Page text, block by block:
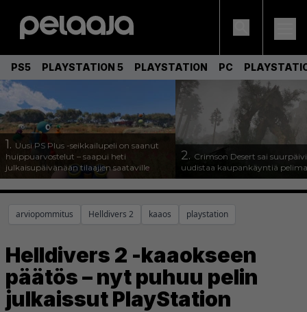
PS5 PLAYSTATION 5 PLAYSTATION PC
1. Uusi PS Plus -seikkailupeli on saanut
huippuarvostelut – saapui heti
julkaisupäivänään tilaajien saataville
2. Crimson Desert sai
uudistaa kaupankäyntiä
arviopommitus Helldivers 2 kaaos playstation
Helldivers 2 -kaaokseen
päätös – nyt puhuu pelin
julkaissut PlayStation